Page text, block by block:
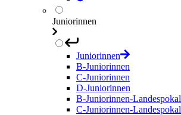
Juniorinnen
Juniorinnen
B-Juniorinnen
C-Juniorinnen
D-Juniorinnen
B-Juniorinnen-Landespokal
C-Juniorinnen-Landespokal